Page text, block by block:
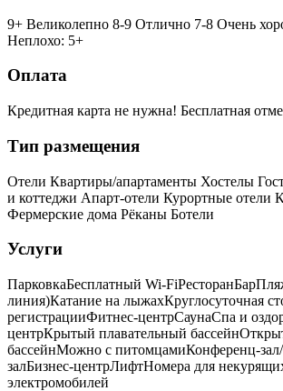
9+ Великолепно 8-9 Отлично 7-8 Очень
Неплохо: 5+
Оплата
Кредитная карта не нужна! Бесплатная
Тип размещения
Отели Квартиры/апартаменты Хостелы
и коттеджи Апарт-отели Курортные отели
Фермерские дома Рёканы Ботели
Услуги
ПарковкаБесплатный Wi-FiРесторанБар
линия)Катание на лыжахКруглосуточная
регистрацииФитнес-центрСаунаСпа и
центрКрытый плавательный бассейн
бассейнМожно с питомцамиКонференц-
залБизнес-центрЛифтНомера для
электромобилей